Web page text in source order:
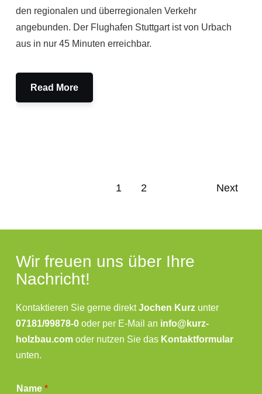
den regionalen und überregionalen Verkehr
angebunden. Der Flughafen Stuttgart ist von Urbach
aus in nur 45 Minuten erreichbar.
Read More
1 2 Next
Wir freuen uns über Ihre
Nachricht!
Kontaktieren Sie gerne direktJochen Kurzunter
07181/99878-0oder per E-Mail an info@kurz-
holzbau.com oder nutzen Sie das Kontaktformular
unten.
Name *